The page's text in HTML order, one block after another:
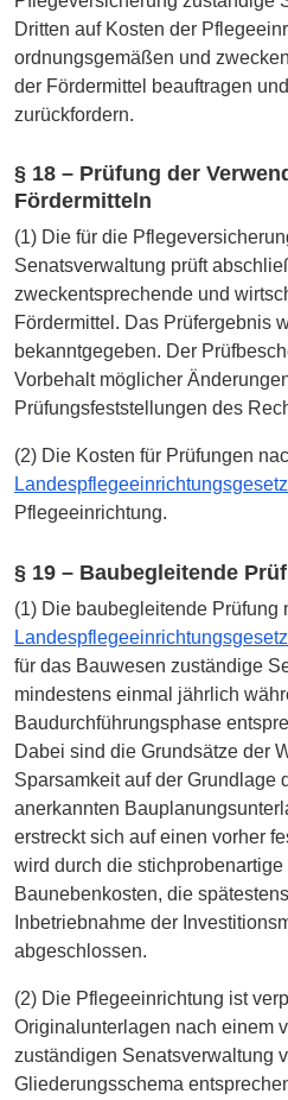
Dritten auf Kosten der
ordnungsgemäßen und
der Fördermittel beauftragen
zurückfordern.
§ 18 – Prüfung der
Fördermitteln
(1) Die für die
Senatsverwaltung prüft
zweckentsprechende und
Fördermittel. Das Prüfergebnis
bekanntgegeben. Der
Vorbehalt möglicher
Prüfungsfeststellungen des
(2) Die Kosten für Prüfungen
Pflegeeinrichtung.
§ 19 – Baubegleitende
(1) Die baubegleitende Prüfung
für das Bauwesen zuständige
mindestens einmal jährlich
Baudurchführungsphase
Dabei sind die Grundsätze der
Sparsamkeit auf der Grundlage
anerkannten
erstreckt sich auf einen vorher
wird durch die stichprobenartige
Baunebenkosten, die
Inbetriebnahme der
abgeschlossen.
(2) Die Pflegeeinrichtung ist
Originalunterlagen nach einem
zuständigen Senatsverwaltung
Gliederungsschema